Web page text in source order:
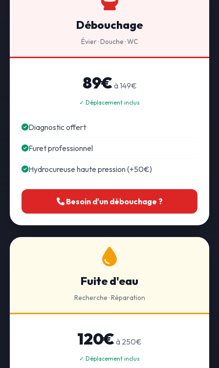
Débouchage
Évier · Douche · WC
89€ à 149€
✓ Déplacement inclus
Diagnostic offert
Furet professionnel
Hydrocureuse haute pression (+50€)
Besoin d'un débouchage ?
Fuite d'eau
Recherche · Réparation
120€ à 250€
✓ Déplacement inclus